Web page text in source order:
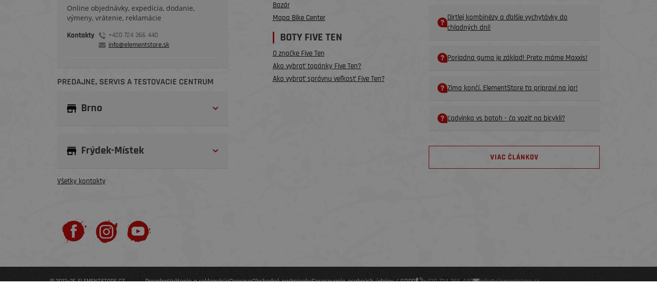
Online objednávky, expedícia, dodanie,
výmeny, vrátenie, reklamácie
Kontakty
+420 724 366 440
info@elementstore.sk
PREDAJNE, SERVIS A TESTOVACIE CENTRUM
Brno
Frýdek-Místek
Všetky kontakty
Bazár
Mapa Bike Center
BOTY FIVE TEN
O značke Five Ten
Ako vybrať topánky Five Ten?
Ako vybrať správnu veľkosť Five Ten?
Dirtlej kombinézy a ďalšie vychytávky do
chladných dní!
Poriadna guma je základ! Preto máme Maxxis!
Zima končí. ElementStore ťa pripraví na jar!
Ľadvinka vs batoh - čo voziť na bicykli?
VIAC ČLÁNKOV
© 2013–26 ELEMENTSTORE.CZ PoradnaVrátenie a reklamáciaDopravaObchodné podmienkySpracovanie osobných údajov / GDPR +420 724 366 440 info@elementstore.cz